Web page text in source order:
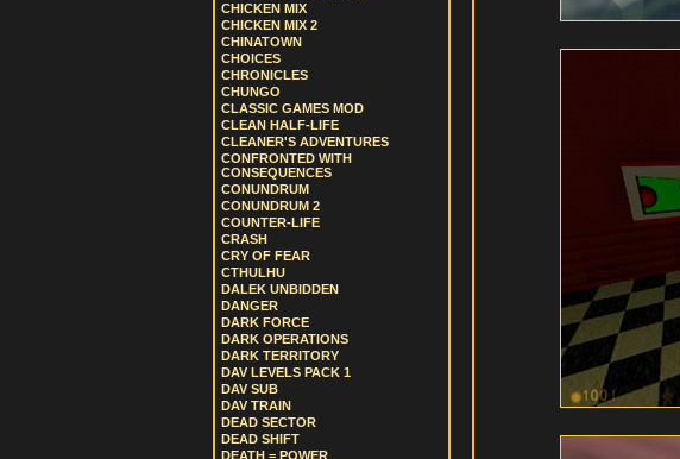
CHICKEN MIX
CHICKEN MIX 2
CHINATOWN
CHOICES
CHRONICLES
CHUNGO
CLASSIC GAMES MOD
CLEAN HALF-LIFE
CLEANER'S ADVENTURES
CONFRONTED WITH
CONSEQUENCES
CONUNDRUM
CONUNDRUM 2
COUNTER-LIFE
CRASH
CRY OF FEAR
CTHULHU
DALEK UNBIDDEN
DANGER
DARK FORCE
DARK OPERATIONS
DARK TERRITORY
DAV LEVELS PACK 1
DAV SUB
DAV TRAIN
DEAD SECTOR
DEAD SHIFT
DEATH = POWER